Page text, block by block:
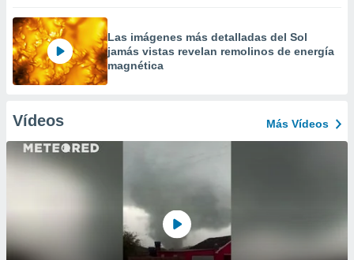
Las imágenes más detalladas del Sol
jamás vistas revelan remolinos de energía
magnética
Vídeos Más Vídeos